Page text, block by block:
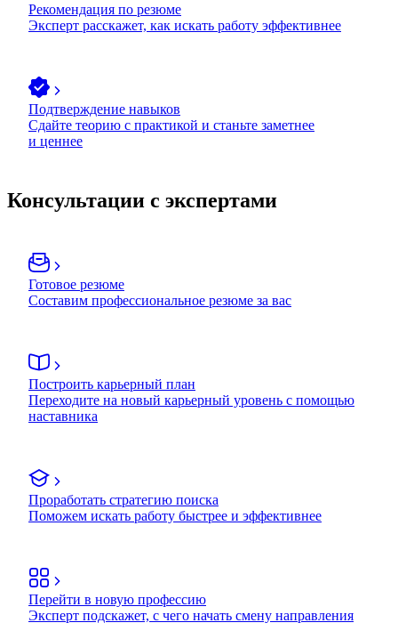
Рекомендация по резюме
Эксперт расскажет, как искать работу эффективнее
Подтверждение навыков
Сдайте теорию с практикой и станьте заметнее
и ценнее
Консультации с экспертами
Готовое резюме
Составим профессиональное резюме за вас
Построить карьерный план
Переходите на новый карьерный уровень с помощью
наставника
Проработать стратегию поиска
Поможем искать работу быстрее и эффективнее
Перейти в новую профессию
Эксперт подскажет, с чего начать смену направления